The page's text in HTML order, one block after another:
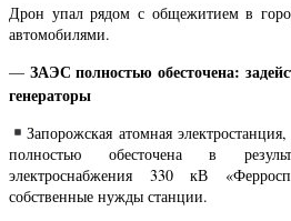
Дрон упал рядом с общежитием в
автомобилями.
— ЗАЭС полностью обесточена:
генераторы
Запорожская атомная
полностью обесточена в
электроснабжения 330 кВ
собственные нужды станции.